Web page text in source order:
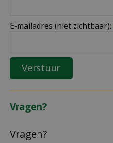
E-mailadres (niet zichtbaar):
Vragen?
Vragen?